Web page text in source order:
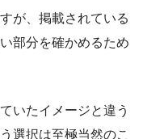
が、掲載されている
部分を確かめるため
いたイメージと違う
選択は至極当然のこ